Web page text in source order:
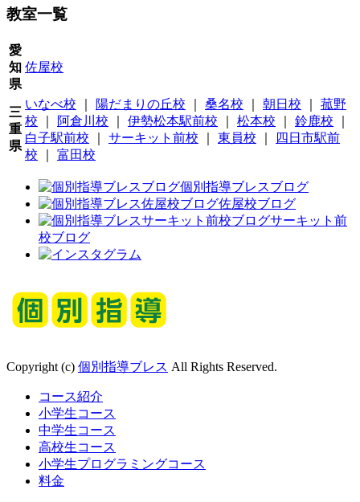
教室一覧
愛
知
県
佐屋校
三
重
県
いなべ校 陽だまりの丘校 桑名校 朝日校
菰野
校
阿倉川校 伊勢松本駅前校 松本校 鈴鹿校
白子駅前校
サーキット前校 東員校
四日市駅前
校
富田校
個別指導ブレスブログ
佐屋校ブログ
サーキット前
校ブログ
Copyright (c) 個別指導ブレス All Rights Reserved.
コース紹介
小学生コース
中学生コース
高校生コース
小学生プログラミングコース
料金